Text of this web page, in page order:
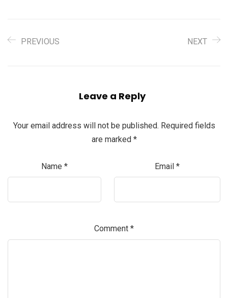
PREVIOUS NEXT
Leave a Reply
Your email address will not be published. Required fields
are marked *
Name * Email *
Comment *